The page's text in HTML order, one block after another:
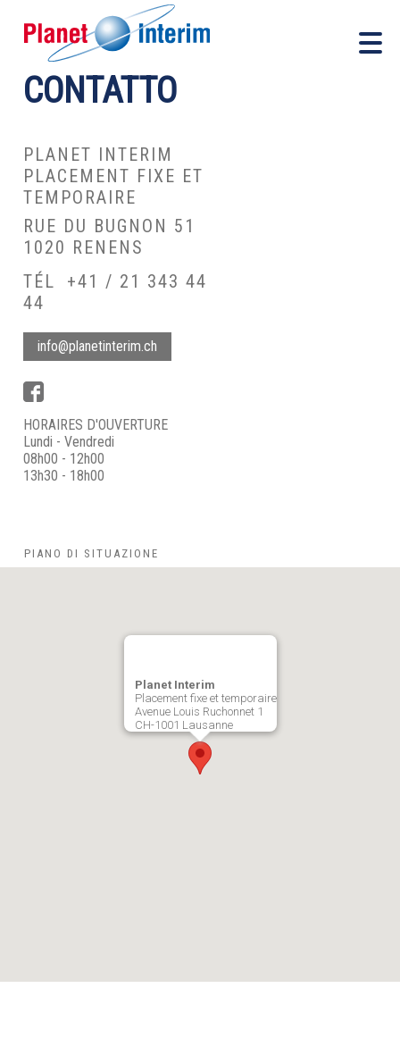
CONTATTO
PLANET INTERIM
PLACEMENT FIXE ET
TEMPORAIRE
RUE DU BUGNON 51
1020 RENENS
TÉL
+41 / 21 343 44
44
info@planetinterim.ch
HORAIRES D'OUVERTURE
Lundi - Vendredi
08h00 - 12h00
13h30 - 18h00
PIANO DI SITUAZIONE
Planet Interim
Placement fixe et temporaire
Avenue Louis Ruchonnet 1
CH-1001 Lausanne